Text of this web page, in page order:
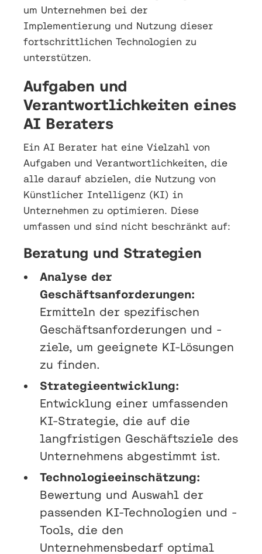
um Unternehmen bei der
Implementierung und Nutzung dieser
fortschrittlichen Technologien zu
unterstützen.
Aufgaben und
Verantwortlichkeiten eines
AI Beraters
Ein AI Berater hat eine Vielzahl von
Aufgaben und Verantwortlichkeiten, die
alle darauf abzielen, die Nutzung von
Künstlicher Intelligenz (KI) in
Unternehmen zu optimieren. Diese
umfassen und sind nicht beschränkt auf:
Beratung und Strategien
Analyse der
Geschäftsanforderungen:
Ermitteln der spezifischen
Geschäftsanforderungen und -
ziele, um geeignete KI-Lösungen
zu finden.
Strategieentwicklung:
Entwicklung einer umfassenden
KI-Strategie, die auf die
langfristigen Geschäftsziele des
Unternehmens abgestimmt ist.
Technologieeinschätzung:
Bewertung und Auswahl der
passenden KI-Technologien und -
Tools, die den
Unternehmensbedarf optimal